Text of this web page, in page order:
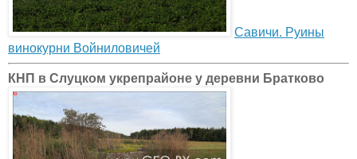
Савичи. Руины
винокурни Войниловичей
КНП в Слуцком укрепрайоне у деревни Братково